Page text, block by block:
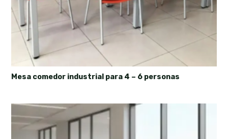
Mesa comedor industrial para 4 – 6 personas